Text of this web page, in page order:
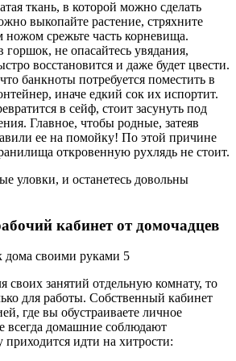
ткань, в которой можно сделать
выкопайте растение, стряхните
срежьте часть корневища.
горшок, не опасайтесь увядания,
восстановится и даже будет цвести.
банкноты потребуется поместить в
иначе едкий сок их испортит.
в сейф, стоит засунуть под
Главное, чтобы родные, затеяв
ее на помойку! По этой причине
откровенную рухлядь не стоит.
уловки, и останетесь довольны
кабинет от домочадцев
своих занятий отдельную комнату, то
для работы. Собственный кабинет
где вы обустраиваете личное
всегда домашние соблюдают
приходится идти на хитрости: